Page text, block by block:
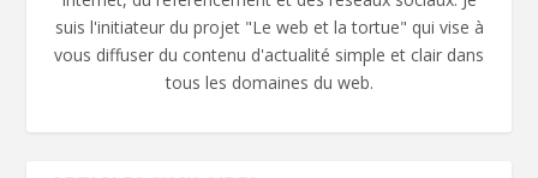
suis l'initiateur du projet "Le web et la tortue" qui vise à
vous diffuser du contenu d'actualité simple et clair dans
tous les domaines du web.